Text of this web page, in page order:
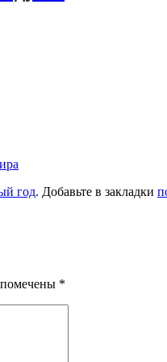
год. Добавьте в закладки
*